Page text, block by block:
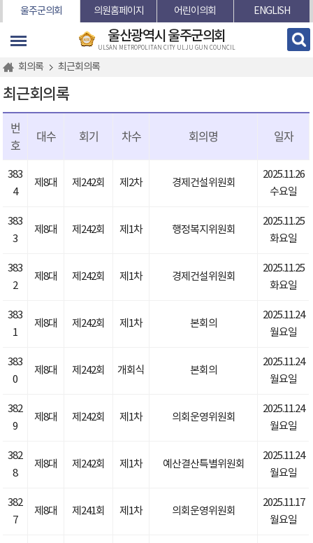
본문바로가기
울주군의회 의원홈페이지 어린이의회 ENGLISH
울산광역시 울주군의회
ULSAN METROPOLITAN CITY ULJU GUN COUNCIL
회의록 최근회의록
최근회의록
번
호
대수 회기 차수 회의명 일자
383
4
제8대 제242회 제2차 경제건설위원회
2025.11.26
수요일
383
3
제8대 제242회 제1차 행정복지위원회
2025.11.25
화요일
383
2
제8대 제242회 제1차 경제건설위원회
2025.11.25
화요일
383
1
제8대 제242회 제1차 본회의
2025.11.24
월요일
383
0
제8대 제242회 개회식 본회의
2025.11.24
월요일
382
9
제8대 제242회 제1차 의회운영위원회
2025.11.24
월요일
382
8
제8대 제242회 제1차 예산결산특별위원회
2025.11.24
월요일
382
7
제8대 제241회 제1차 의회운영위원회
2025.11.17
월요일